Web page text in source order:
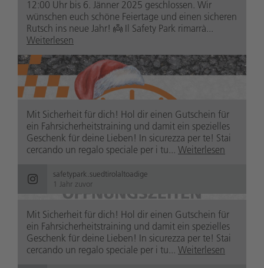
1 Jahr zuvor
safetypark.suedtirolaltoadige
1 Jahr zuvor
12:00 Uhr bis 6. Jänner 2025 geschlossen. Wir
wünschen euch schöne Feiertage und einen sicheren
Rutsch ins neue Jahr! 👼 Il Safety Park rimarrà...
Weiterlesen
Mit Sicherheit für dich! Hol dir einen Gutschein für
ein Fahrsicherheitstraining und damit ein spezielles
Geschenk für deine Lieben! In sicurezza per te! Stai
cercando un regalo speciale per i tu... Weiterlesen
safetypark.suedtirolaltoadige
1 Jahr zuvor
Mit Sicherheit für dich! Hol dir einen Gutschein für
ein Fahrsicherheitstraining und damit ein spezielles
Geschenk für deine Lieben! In sicurezza per te! Stai
cercando un regalo speciale per i tu... Weiterlesen